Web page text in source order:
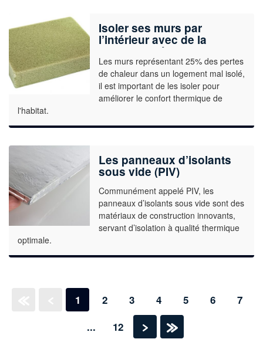
Isoler ses murs par
l’intérieur avec de la
mousse phénolique
Les murs représentant 25% des pertes
de chaleur dans un logement mal isolé,
il est important de les isoler pour
améliorer le confort thermique de
l'habitat.
Les panneaux d’isolants
sous vide (PIV)
Communément appelé PIV, les
panneaux d’isolants sous vide sont des
matériaux de construction innovants,
servant d’isolation à qualité thermique
optimale.
1 2 3 4 5 6
7
...
12 › »